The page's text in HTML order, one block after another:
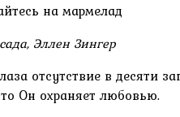
на мармелад
Эллен Зингер
отсутствие в десяти
Он охраняет любовью.